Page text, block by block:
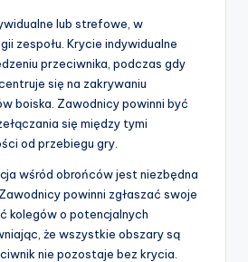
lub strefowe, w
zespołu. Krycie indywidualne
przeciwnika, podczas gdy
się na zakrywaniu
boiska. Zawodnicy powinni być
się między tymi
od przebiegu gry.
wśród obrońców jest niezbędna
powinni zgłaszać swoje
kolegów o potencjalnych
że wszystkie obszary są
nie pozostaje bez krycia.